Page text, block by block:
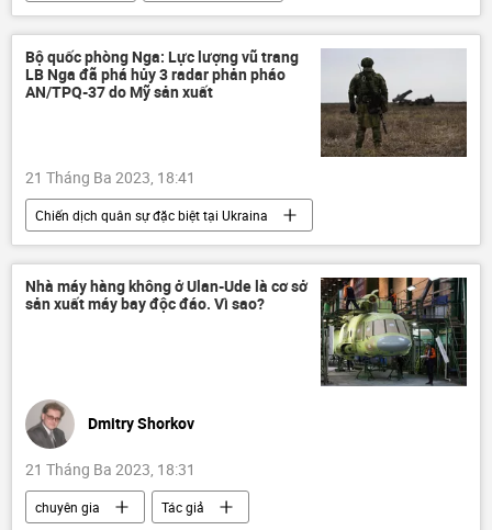
Quảng Ninh
Thích Trúc Thái Minh
Chính trị
Bộ quốc phòng Nga: Lực lượng vũ trang
LB Nga đã phá hủy 3 radar phản pháo
AN/TPQ-37 do Mỹ sản xuất
21 Tháng Ba 2023, 18:41
Chiến dịch quân sự đặc biệt tại Ukraina
Cuộc khủng hoảng ở Ukraina
Ukraina
Nga
Quân sự
Quân đội Nga
lực lượng vũ trang Nga
Bộ Quốc phòng Nga
Nhà máy hàng không ở Ulan-Ude là cơ sở
sản xuất máy bay độc đáo. Vì sao?
Dmitry Shorkov
21 Tháng Ba 2023, 18:31
chuyên gia
Tác giả